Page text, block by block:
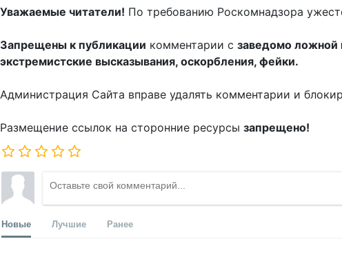
Уважаемые читатели! По требованию Роскомнадзора
Запрещены к публикации комментарии с заведомо
экстремистские высказывания, оскорбления, фейки.
Администрация Сайта вправе удалять комментарии и
Размещение ссылок на сторонние ресурсы запрещено!
Новые Лучшие Ранее